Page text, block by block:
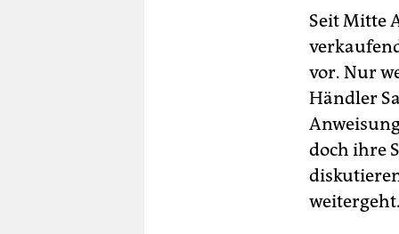
Seit Mitte
vor. Nur
Händler
doch ihre
weitergeht.